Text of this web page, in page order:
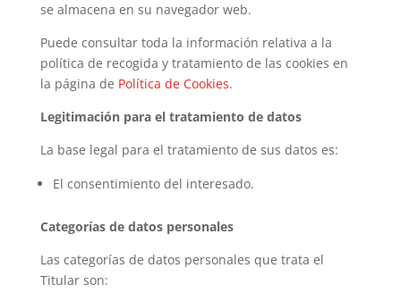
se almacena en su navegador web.
Puede consultar toda la información relativa a la
política de recogida y tratamiento de las cookies en
la página de Política de Cookies.
Legitimación para el tratamiento de datos
La base legal para el tratamiento de sus datos es:
El consentimiento del interesado.
Categorías de datos personales
Las categorías de datos personales que trata el
Titular son: